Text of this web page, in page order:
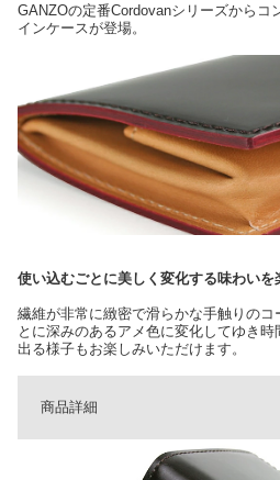
GANZOの定番Cordovanシリーズからコ
インケースが登場。
使い込むごとに美しく変化する味わいを
繊維が非常に緻密で滑らかな手触りの
とに深みのあるアメ色に変化してゆき
出る様子もお楽しみいただけます。
商品詳細